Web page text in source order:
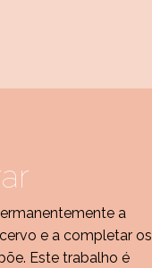
a
e a completar os
Este trabalho é